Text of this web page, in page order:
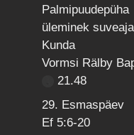
Palmipuudepüha
üleminek
Kunda
Vormsi Rälby
21.48
29. Esmaspäev
Ef 5:6-20